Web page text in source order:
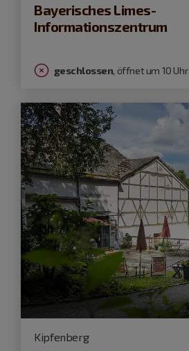
Bayerisches Limes-
Informationszentrum
geschlossen, öffnet um 10 Uhr
Kipfenberg